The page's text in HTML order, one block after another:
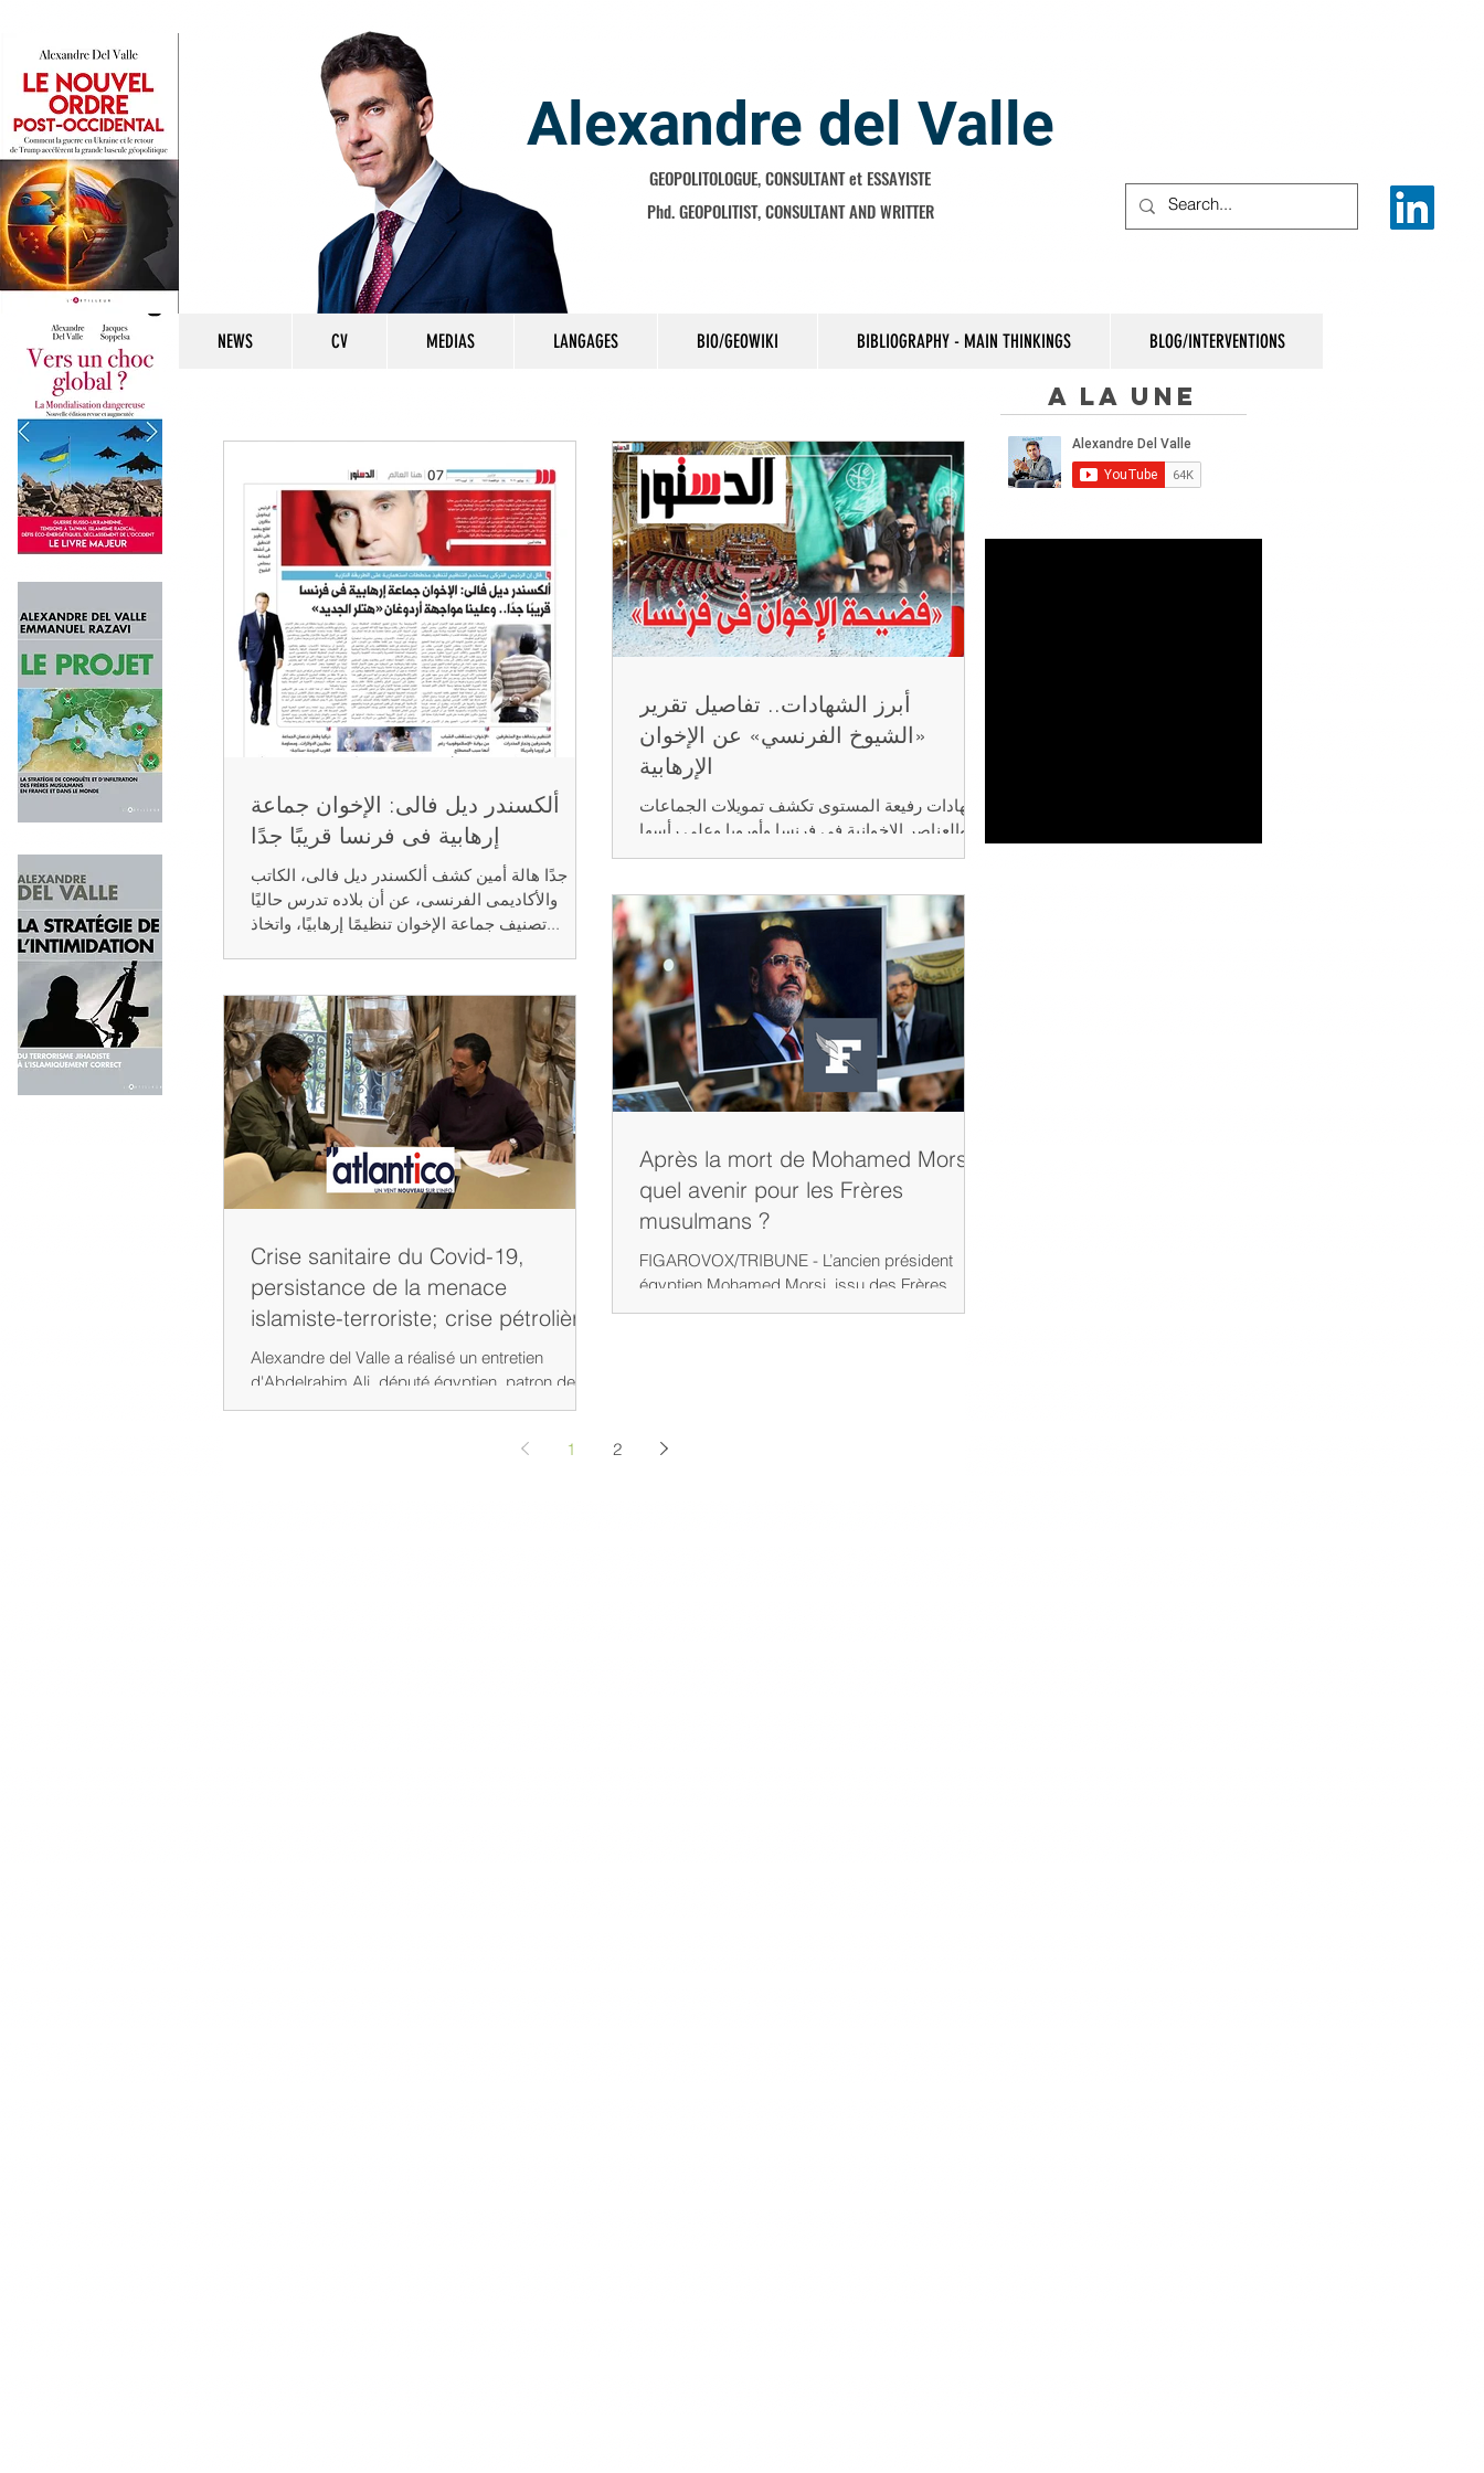
Alexandre del Valle
GEOPOLITOLOGUE, CONSULTANT et ESSAYISTE
Phd. GEOPOLITIST, CONSULTANT AND WRITTER
NEWS CV MEDIAS LANGAGES BIO/GEOWIKI BIBLIOGRAPHY - MAIN THINKINGS BLOG/INTERVENTIONS
A la une
ألكسندر ديل فالى: الإخوان جماعة
إرهابية فى فرنسا قريبًا جدًا
جدًا هالة أمين كشف ألكسندر ديل فالى، الكاتب
والأكاديمى الفرنسى، عن أن بلاده تدرس حاليًا
تصنيف جماعة الإخوان تنظيمًا إرهابيًا، واتخاذ...
أبرز الشهادات.. تفاصيل تقرير
«الشيوخ الفرنسي» عن الإخوان
الإرهابية
شهادات رفيعة المستوى تكشف تمويلات الجماعات
والعناصر الإخوانية في فرنسا وأوروبا وعلى رأسها
تركيا وقطر الشهادات ركزت على توضيح تأثير...
Crise sanitaire du Covid-19,
persistance de la menace
islamiste-terroriste; crise pétrolière
mondial
Alexandre del Valle a réalisé un entretien
d'Abdelrahim Ali, député égyptien, patron de
presse et intellectuel spécialiste de l'islamisme...
Après la mort de Mohamed Morsi,
quel avenir pour les Frères
musulmans ?
FIGAROVOX/TRIBUNE - L’ancien président
égyptien Mohamed Morsi, issu des Frères
musulmans, vient de mourir. Alexandre Del Valle
1 2